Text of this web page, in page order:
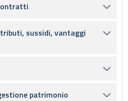
sussidi, vantaggi
patrimonio